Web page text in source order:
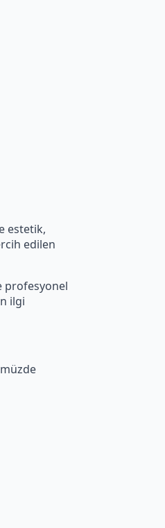
estetik,
edilen
profesyonel
ilgi